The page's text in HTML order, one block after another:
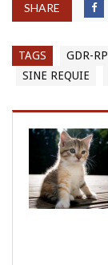
SHARE
TAGS GDR-
SINE REQUIE